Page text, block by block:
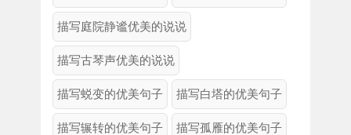
描写庭院静谧优美的说说
描写古琴声优美的说说
描写蜕变的优美句子 描写白塔的优美句子
描写辗转的优美句子 描写孤雁的优美句子